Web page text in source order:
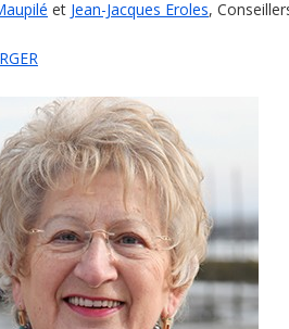
et Jean-Jacques Eroles,